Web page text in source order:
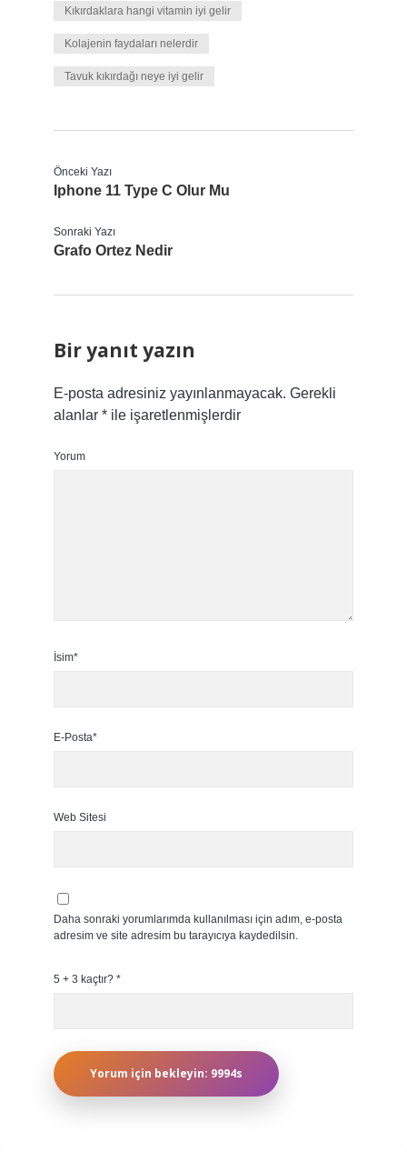
Kıkırdaklara hangi vitamin iyi gelir
Kolajenin faydaları nelerdir
Tavuk kıkırdağı neye iyi gelir
Önceki Yazı
Iphone 11 Type C Olur Mu
Sonraki Yazı
Grafo Ortez Nedir
Bir yanıt yazın
E-posta adresiniz yayınlanmayacak. Gerekli
alanlar *ile işaretlenmişlerdir
Yorum
İsim*
E-Posta*
Web Sitesi
Daha sonraki yorumlarımda kullanılması için adım, e-posta
adresim ve site adresim bu tarayıcıya kaydedilsin.
5 + 3 kaçtır? *